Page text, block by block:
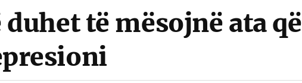
të mësojnë ata që